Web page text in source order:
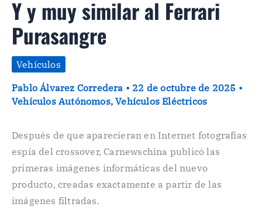
Y y muy similar al Ferrari
Purasangre
Vehículos
Pablo Álvarez Corredera • 22 de octubre de 2025 •
Vehículos Autónomos,Vehículos Eléctricos
Después de que aparecieran en Internet fotografías
espía del crossover, Carnewschina publicó las
primeras imágenes informáticas del nuevo
producto, creadas exactamente a partir de las
imágenes filtradas.